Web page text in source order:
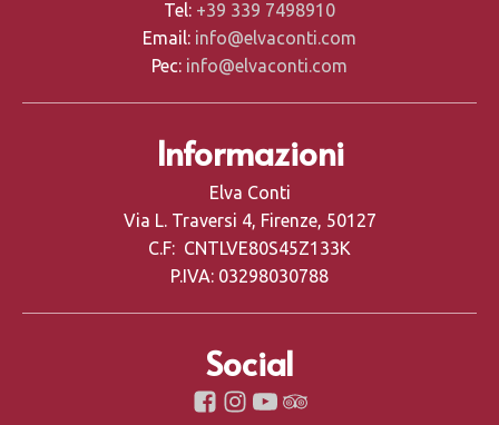
Tel: +39 339 7498910
Email: info@elvaconti.com
Pec: info@elvaconti.com
Informazioni
Elva Conti
Via L. Traversi 4, Firenze, 50127
C.F: CNTLVE80S45Z133K
P.IVA: 03298030788
Social